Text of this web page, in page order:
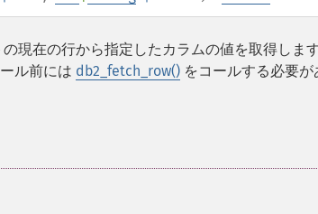
現在の行から指定したカラムの値を取得しま
ル前には db2_fetch_row() をコールする必要が